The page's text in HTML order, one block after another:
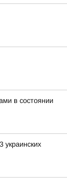
в состоянии